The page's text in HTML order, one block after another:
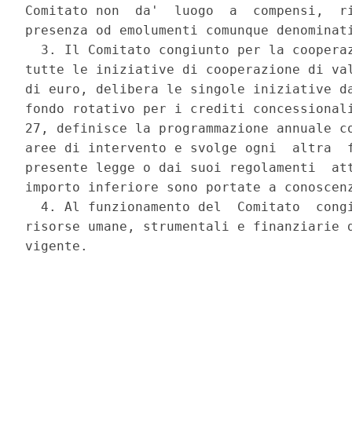
Comitato non  da'  luogo  a  compensi,
presenza od emolumenti comunque
3. Il Comitato congiunto per la
tutte le iniziative di cooperazione di
di euro, delibera le singole iniziative
fondo rotativo per i crediti
27, definisce la programmazione
aree di intervento e svolge ogni  altra
presente legge o dai suoi
importo inferiore sono portate a
4. Al funzionamento del  Comitato
risorse umane, strumentali e